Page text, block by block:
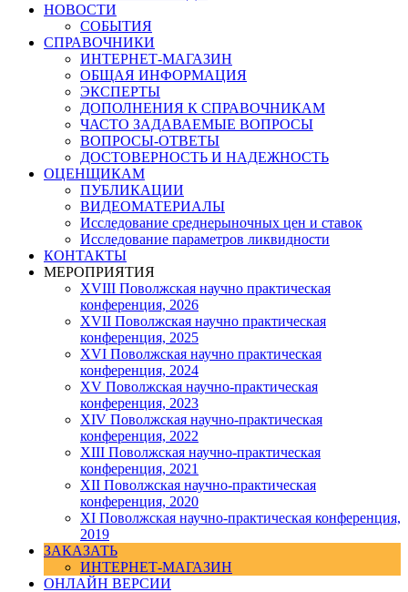
НОВОСТИ
СОБЫТИЯ
СПРАВОЧНИКИ
ИНТЕРНЕТ-МАГАЗИН
ОБЩАЯ ИНФОРМАЦИЯ
ЭКСПЕРТЫ
ДОПОЛНЕНИЯ К СПРАВОЧНИКАМ
ЧАСТО ЗАДАВАЕМЫЕ ВОПРОСЫ
ВОПРОСЫ-ОТВЕТЫ
ДОСТОВЕРНОСТЬ И НАДЕЖНОСТЬ
ОЦЕНЩИКАМ
ПУБЛИКАЦИИ
ВИДЕОМАТЕРИАЛЫ
Исследование среднерыночных цен и ставок
Исследование параметров ликвидности
КОНТАКТЫ
МЕРОПРИЯТИЯ
XVIII Поволжская научно практическая
конференция, 2026
XVII Поволжская научно практическая
конференция, 2025
XVI Поволжская научно практическая
конференция, 2024
ХV Поволжская научно-практическая
конференция, 2023
ХIV Поволжская научно-практическая
конференция, 2022
ХIII Поволжская научно-практическая
конференция, 2021
ХII Поволжская научно-практическая
конференция, 2020
XI Поволжская научно-практическая конференция,
2019
ЗАКАЗАТЬ
ИНТЕРНЕТ-МАГАЗИН
ОНЛАЙН ВЕРСИИ